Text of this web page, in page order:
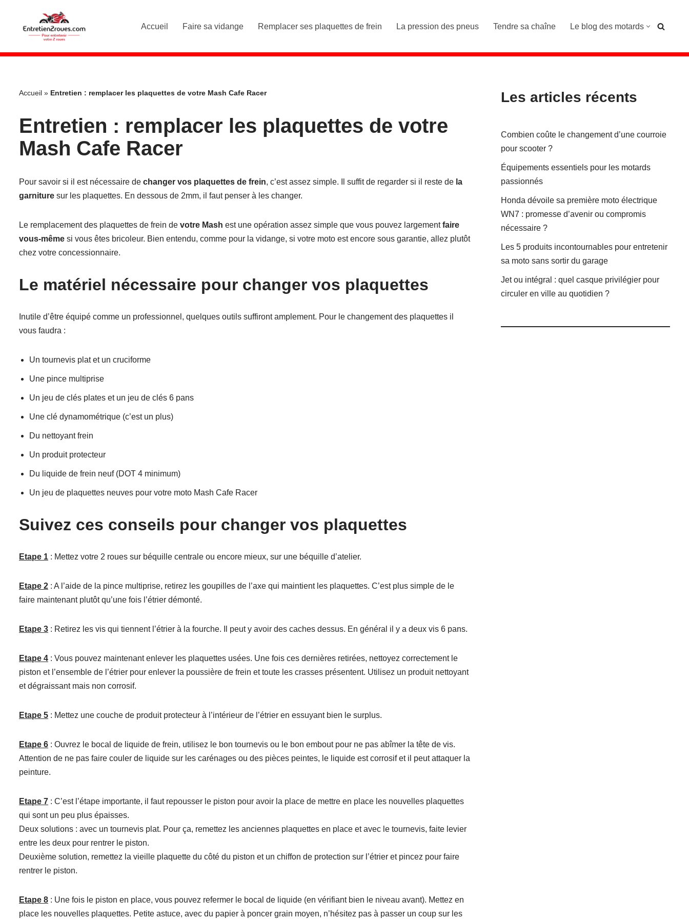
Aller
contenu
Accueil Faire sa vidange Remplacer ses plaquettes de frein La pression des pneus Tendre sa chaîne Le blog des motards
Accueil » Entretien : remplacer les plaquettes de votre Mash Cafe Racer
Entretien : remplacer les plaquettes de votre
Mash Cafe Racer
Pour savoir si il est nécessaire de changer vos plaquettes de frein, c’est assez simple. Il suffit de regarder si il reste de la
garniture sur les plaquettes. En dessous de 2mm, il faut penser à les changer.
Le remplacement des plaquettes de frein de votre Mash est une opération assez simple que vous pouvez largementfaire
vous-même si vous êtes bricoleur. Bien entendu, comme pour la vidange, si votre moto est encore sous garantie, allez plutôt
chez votre concessionnaire.
Le matériel nécessaire pour changer vos plaquettes
Inutile d’être équipé comme un professionnel, quelques outils suffiront amplement. Pour le changement des plaquettes il
vous faudra :
Un tournevis plat et un cruciforme
Une pince multiprise
Un jeu de clés plates et un jeu de clés 6 pans
Une clé dynamométrique (c’est un plus)
Du nettoyant frein
Un produit protecteur
Du liquide de frein neuf (DOT 4 minimum)
Un jeu de plaquettes neuves pour votre moto Mash Cafe Racer
Suivez ces conseils pour changer vos plaquettes
Etape 1 : Mettez votre 2 roues sur béquille centrale ou encore mieux, sur une béquille d’atelier.
Etape 2 : A l’aide de la pince multiprise, retirez les goupilles de l’axe qui maintient les plaquettes. C’est plus simple de le
faire maintenant plutôt qu’une fois l’étrier démonté.
Etape 3 : Retirez les vis qui tiennent l’étrier à la fourche. Il peut y avoir des caches dessus. En général il y a deux vis 6 pans.
Etape 4 : Vous pouvez maintenant enlever les plaquettes usées. Une fois ces dernières retirées, nettoyez correctement le
piston et l’ensemble de l’étrier pour enlever la poussière de frein et toute les crasses présentent. Utilisez un produit nettoyant
et dégraissant mais non corrosif.
Etape 5 : Mettez une couche de produit protecteur à l’intérieur de l’étrier en essuyant bien le surplus.
Etape 6 : Ouvrez le bocal de liquide de frein, utilisez le bon tournevis ou le bon embout pour ne pas abîmer la tête de vis.
Attention de ne pas faire couler de liquide sur les carénages ou des pièces peintes, le liquide est corrosif et il peut attaquer la
peinture.
Etape 7 : C’est l’étape importante, il faut repousser le piston pour avoir la place de mettre en place les nouvelles plaquettes
qui sont un peu plus épaisses.
Deux solutions : avec un tournevis plat. Pour ça, remettez les anciennes plaquettes en place et avec le tournevis, faite levier
entre les deux pour rentrer le piston.
Deuxième solution, remettez la vieille plaquette du côté du piston et un chiffon de protection sur l’étrier et pincez pour faire
rentrer le piston.
Etape 8 : Une fois le piston en place, vous pouvez refermer le bocal de liquide (en vérifiant bien le niveau avant). Mettez en
place les nouvelles plaquettes. Petite astuce, avec du papier à poncer grain moyen, n’hésitez pas à passer un coup sur les
Les articles récents
Combien coûte le changement d’une courroie
pour scooter ?
Équipements essentiels pour les motards
passionnés
Honda dévoile sa première moto électrique
WN7 : promesse d’avenir ou compromis
nécessaire ?
Les 5 produits incontournables pour entretenir
sa moto sans sortir du garage
Jet ou intégral : quel casque privilégier pour
circuler en ville au quotidien ?